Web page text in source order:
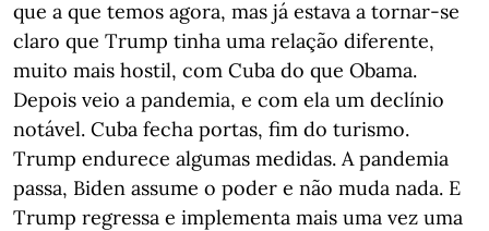
que a que temos agora, mas já estava a tornar-se
claro que Trump tinha uma relação diferente,
muito mais hostil, com Cuba do que Obama.
Depois veio a pandemia, e com ela um declínio
notável. Cuba fecha portas, fim do turismo.
Trump endurece algumas medidas. A pandemia
passa, Biden assume o poder e não muda nada. E
Trump regressa e implementa mais uma vez uma